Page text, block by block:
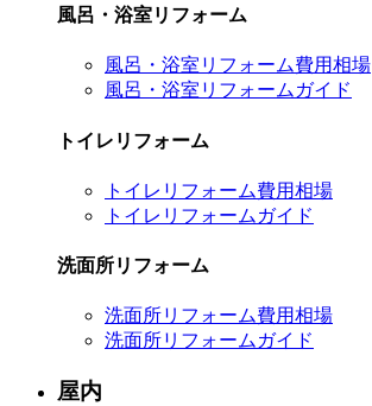
風呂・浴室リフォーム
風呂・浴室リフォーム費用相場
風呂・浴室リフォームガイド
トイレリフォーム
トイレリフォーム費用相場
トイレリフォームガイド
洗面所リフォーム
洗面所リフォーム費用相場
洗面所リフォームガイド
屋内